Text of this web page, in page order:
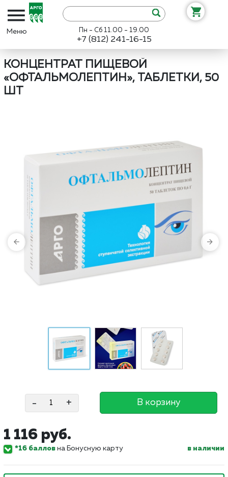
Пн - Сб 11.00 - 19.00
+7 (812) 241-16-15
КОНЦЕНТРАТ ПИЩЕВОЙ
«ОФТАЛЬМОЛЕПТИН», ТАБЛЕТКИ, 50
ШТ
- + В корзину
1 116 руб.
*16 баллов на Бонусную карту в наличии